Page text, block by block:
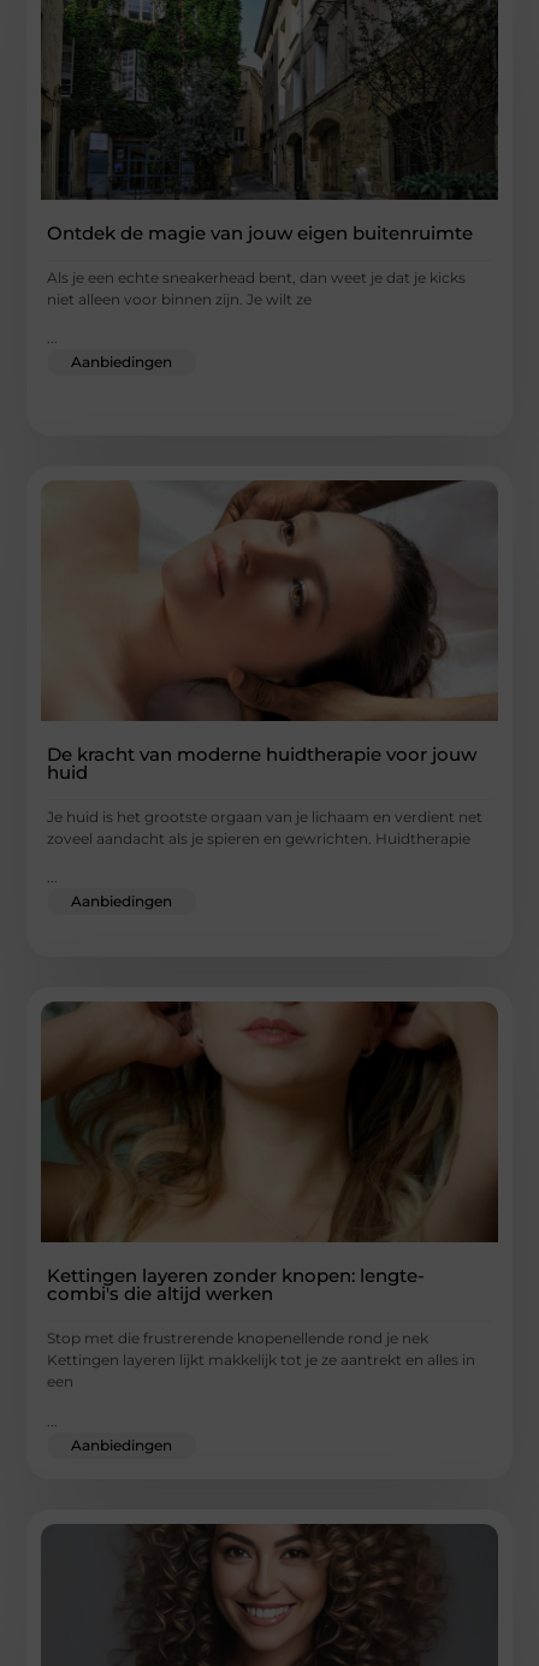
Ontdek de magie van jouw eigen buitenruimte
Als je een echte sneakerhead bent, dan weet je dat je kicks
niet alleen voor binnen zijn. Je wilt ze
...
Aanbiedingen
De kracht van moderne huidtherapie voor jouw
huid
Je huid is het grootste orgaan van je lichaam en verdient net
zoveel aandacht als je spieren en gewrichten. Huidtherapie
...
Aanbiedingen
Kettingen layeren zonder knopen: lengte-
combi's die altijd werken
Stop met die frustrerende knopenellende rond je nek
Kettingen layeren lijkt makkelijk tot je ze aantrekt en alles in
een
Aanbiedingen